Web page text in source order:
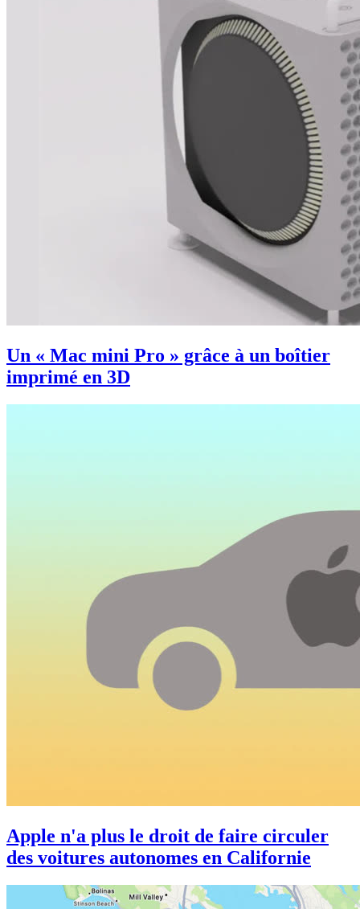
Un « Mac mini Pro » grâce à un boîtier
imprimé en 3D
Apple n'a plus le droit de faire circuler
des voitures autonomes en Californie